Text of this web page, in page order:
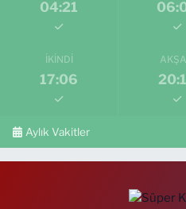
04:21
İKINDI
17:06
Aylık Vakitler